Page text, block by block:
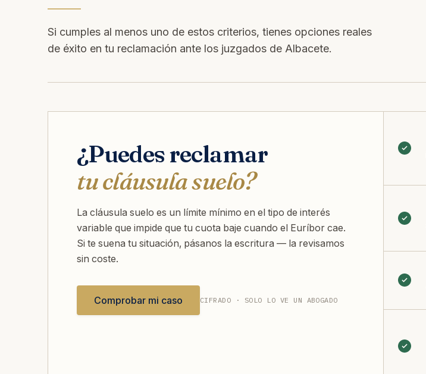
Si cumples al menos uno de estos criterios, tienes opciones reales
de éxito en tu reclamación ante los juzgados de Albacete.
¿Puedes reclamar
tu cláusula suelo?
La cláusula suelo es un límite mínimo en el tipo de interés
variable que impide que tu cuota baje cuando el Euríbor cae.
Si te suena tu situación, pásanos la escritura — la revisamos
sin coste.
Comprobar mi caso CIFRADO · SOLO LO VE UN ABOGADO